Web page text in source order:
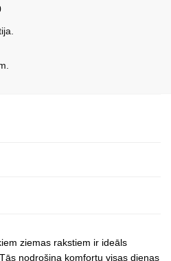
ziemas rakstiem ir ideāls
nodrošina komfortu visas dienas